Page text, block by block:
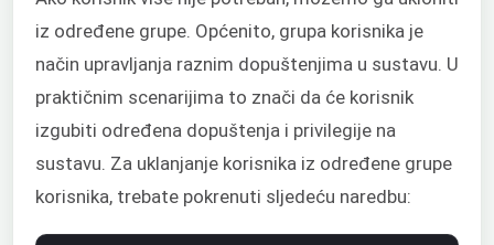
iz određene grupe. Općenito, grupa korisnika je
način upravljanja raznim dopuštenjima u sustavu. U
praktičnim scenarijima to znači da će korisnik
izgubiti određena dopuštenja i privilegije na
sustavu. Za uklanjanje korisnika iz određene grupe
korisnika, trebate pokrenuti sljedeću naredbu: